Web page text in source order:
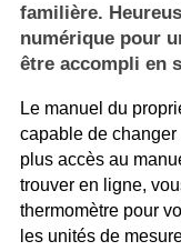
familière.
numérique pour
être accompli en
Le manuel du
capable de changer
plus accès au
trouver en ligne,
thermomètre pour
les unités de